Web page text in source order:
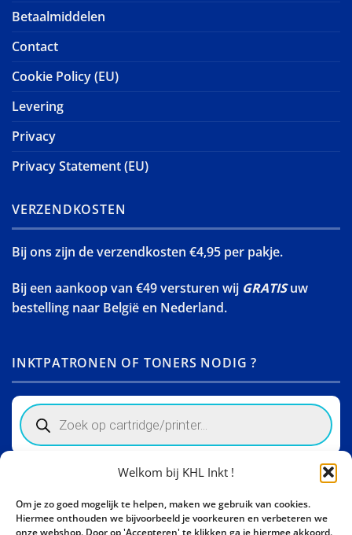
Welkom bij KHL Inkt !
Om je zo goed mogelijk te helpen, maken we gebruik van cookies.
Hiermee onthouden we bijvoorbeeld je voorkeuren en verbeteren we
onze webshop. Door op 'Accepteren' te klikken ga je hiermee akkoord.
Betaalmiddelen
Contact
Cookie Policy (EU)
Levering
Privacy
Privacy Statement (EU)
VERZENDKOSTEN
Bij ons zijn de verzendkosten €4,95 per pakje.
Bij een aankoop van €49 versturen wij GRATISuw
bestelling naar België en Nederland.
INKTPATRONEN OF TONERS NODIG ?
Products
search
Activity Invest BV - KHL, Kempische Steenweg 274
3500 Hasselt - België BE0862447190